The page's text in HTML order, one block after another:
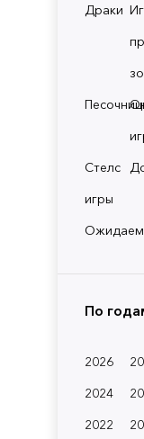
Драки
Стелс
игры
По
2026
2024
2022